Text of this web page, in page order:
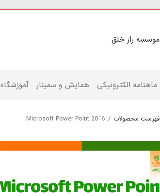
موسسه راز خلق
ماهنامه الکترونیکی همایش و سمینار آموزشگاه
فهرست محصولات Microsoft Power Point 2016